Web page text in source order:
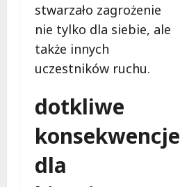
stwarzało zagrożenie
nie tylko dla siebie, ale
także innych
uczestników ruchu.
dotkliwe
konsekwencje
dla